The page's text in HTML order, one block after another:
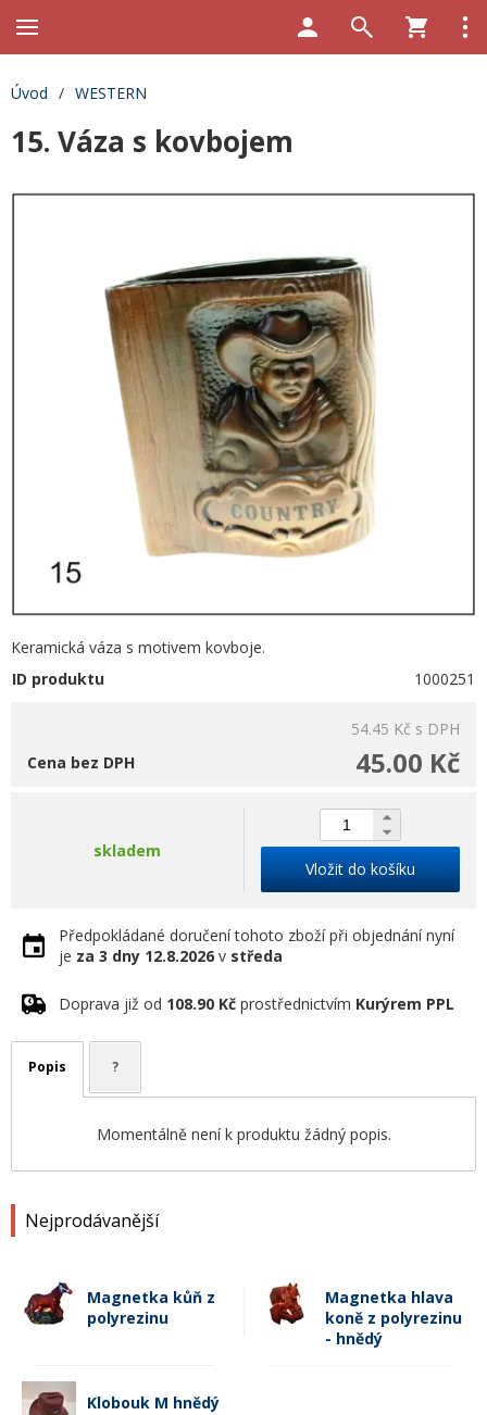
Nejprodávanější
Magnetka kůň z
polyrezinu
Magnetka hlava
koně z polyrezinu
- hnědý
Klobouk M hnědý
Úvod / WESTERN
15. Váza s kovbojem
Keramická váza s motivem kovboje.
ID produktu
1000251
54.45 Kč s DPH
45.00 Kč
Cena bez DPH
skladem
Vložit do košíku
Předpokládané doručení tohoto zboží při objednání nyní
je za 3 dny 12.8.2026 v středa
Doprava již od 108.90 Kč prostřednictvím Kurýrem PPL
Popis ?
Momentálně není k produktu žádný popis.